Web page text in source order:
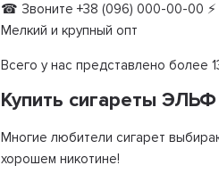
☎ Звоните +38 (096) 000-00-00 ⚡
Мелкий и крупный опт
Всего у нас представлено более
Купить сигареты
Многие любители сигарет
хорошем никотине!